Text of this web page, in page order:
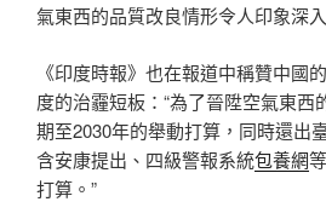
氣東西的品質改良情形令人印象深
《印度時報》也在報道中稱贊中國
度的治霾短板：“為了晉陞空氣東西
期至2030年的舉動打算，同時還出
含安康提出、四級警報系統包養網
打算。”